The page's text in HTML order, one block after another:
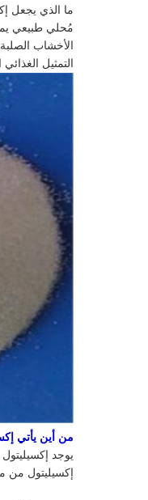
ما الذي يجعل
مُحلي طبيعي
التمثيل
من أين يأتي
يوجد
إكسيليتول من